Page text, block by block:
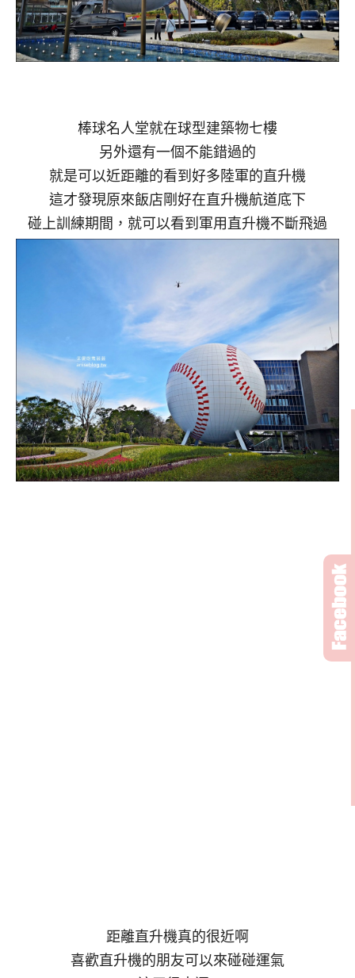
棒球名人堂就在球型建築物七樓
另外還有一個不能錯過的
就是可以近距離的看到好多陸軍的直升機
這才發現原來飯店剛好在直升機航道底下
碰上訓練期間，就可以看到軍用直升機不斷飛過
距離直升機真的很近啊
喜歡直升機的朋友可以來碰碰運氣